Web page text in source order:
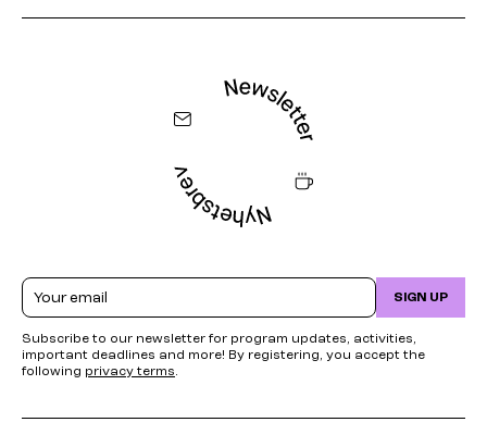
Email SIGN UP
Subscribe to our newsletter for program updates, activities,
important deadlines and more! By registering, you accept the
following privacy terms.